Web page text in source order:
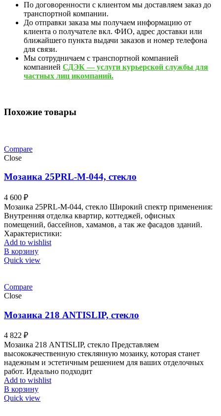
По договоренности с клиентом мы доставляем заказ до
транспортной компании.
До отправки заказа мы получаем информацию от
клиента о получателе вкл. ФИО, адрес доставки или
ближайшего пункта выдачи заказов и номер телефона
для связи.
Мы сотрудничаем с транспортной компанией
компанией СДЭК — услуги курьерской службы для
частных лиц икомпаний.
Похожие товары
Compare
Close
Мозаика 25PRL-M-044, стекло
4 600 ₽
Мозаика 25PRL-M-044, стекло Широкий спектр применения:
Внутренняя отделка квартир, коттеджей, офисных
помещений, бассейнов, хамамов, а так же фасадов зданий.
Характеристики:
Add to wishlist
В корзину
Quick view
Compare
Close
Мозаика 218 ANTISLIP, стекло
4 822 ₽
Мозаика 218 ANTISLIP, стекло Представляем
высококачественную стеклянную мозаику, которая станет
надежным и эстетичным решением для ваших отделочных
работ. Идеально подходит
Add to wishlist
В корзину
Quick view